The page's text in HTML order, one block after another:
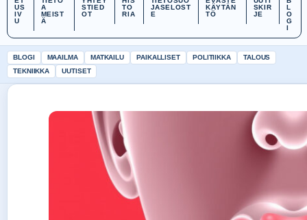
US
IV
U
A
MEIST
Ä
STIED
OT
TO
RIA
JASELOST
E
KÄYTÄN
TÖ
SKIR
JE
L
O
G
I
BLOGI MAAILMA MATKAILU PAIKALLISET POLITIIKKA
TALOUS
TEKNIIKKA
UUTISET